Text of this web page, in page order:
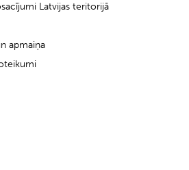
Latvijas teritorijā
apmaiņa